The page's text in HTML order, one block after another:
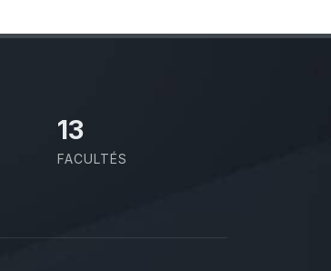
13
FACULTÉS